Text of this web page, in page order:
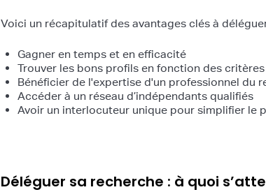
Voici un récapitulatif des avantages clés à
Gagner en temps et en efficacité
Trouver les bons profils en fonction des
Bénéficier de l'expertise d'un professionnel du
Accéder à un réseau d’indépendants qualifiés
Avoir un interlocuteur unique pour simplifier le
Déléguer sa recherche : à quoi